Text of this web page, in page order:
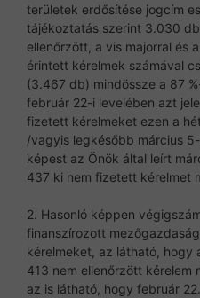
területek erdősítése jogcím
tájékoztatás szerint 3.030
ellenőrzött, a vis majorral és
érintett kérelmek számával
(3.467 db) mindössze a 87
február 22-i levelében azt
fizetett kérelmeket ezen a
/vagyis legkésőbb március
képest az Önök által leírt
437 ki nem fizetett kérelmet
2. Hasonló képpen
finanszírozott
kérelmeket, az látható, hogy
413 nem ellenőrzött kérelem
az is látható, hogy február